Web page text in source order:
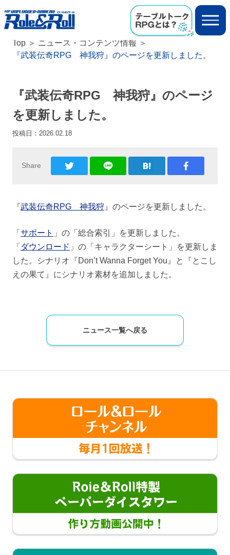
Top
ニュース・コンテンツ情報
『武装伝奇RPG 神我狩』のページを更新しました。
『武装伝奇RPG 神我狩』のページ
を更新しました。
投稿日： 2026.02.18
Share
『武装伝奇RPG 神我狩』のページを更新しました。
「 サポート 」の「総合索引」を更新しました。
「 ダウンロード 」の「キャラクターシート」を更新しま
した。シナリオ『Don’t Wanna Forget You』と『とこし
えの果て』にシナリオ素材を追加しました。
ニュース一覧へ戻る